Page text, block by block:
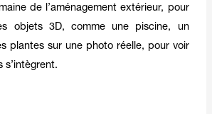
de l’aménagement extérieur, pour
objets 3D, comme une piscine, un
plantes sur une photo réelle, pour voir
s’intègrent.